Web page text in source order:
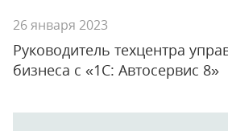
26 января 2023
Руководитель техцентра
бизнеса с «1С: Автосервис 8»